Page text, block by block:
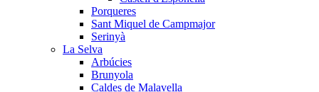
Porqueres
Sant Miquel de Campmajor
Serinyà
La Selva
Arbúcies
Brunyola
Caldes de Malavella